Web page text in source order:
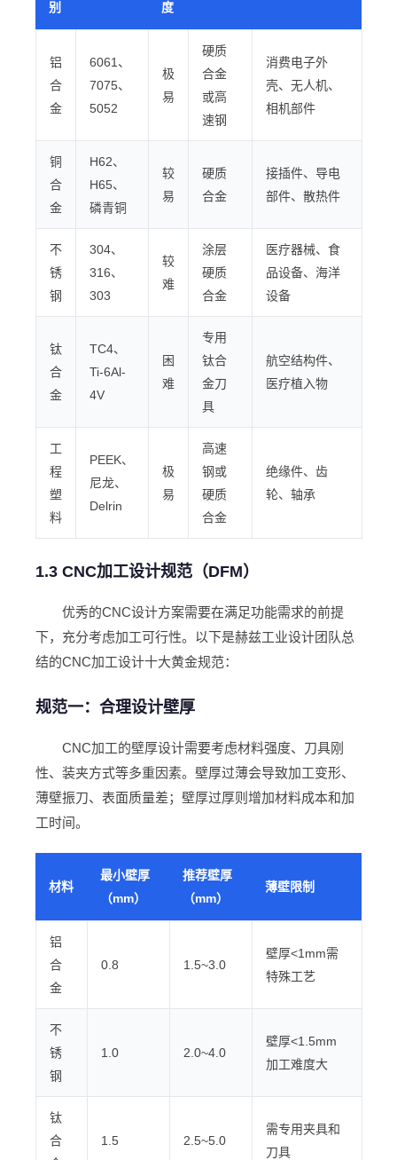
别
度
铝
合
金
6061、
7075、
5052
极
易
硬质
合金
或高
速钢
消费电子外
壳、无人机、
相机部件
铜
合
金
H62、
H65、
磷青铜
较
易
硬质
合金
接插件、导电
部件、散热件
不
锈
钢
304、
316、
303
较
难
涂层
硬质
合金
医疗器械、食
品设备、海洋
设备
钛
合
金
TC4、
Ti-6Al-
4V
困
难
专用
钛合
金刀
具
航空结构件、
医疗植入物
工
程
塑
料
PEEK、
尼龙、
Delrin
极
易
高速
钢或
硬质
合金
绝缘件、齿
轮、轴承
1.3 CNC加工设计规范（DFM）
优秀的CNC设计方案需要在满足功能需求的前提
下，充分考虑加工可行性。以下是赫兹工业设计团队总
结的CNC加工设计十大黄金规范：
规范一：合理设计壁厚
CNC加工的壁厚设计需要考虑材料强度、刀具刚
性、装夹方式等多重因素。壁厚过薄会导致加工变形、
薄壁振刀、表面质量差；壁厚过厚则增加材料成本和加
工时间。
材料
最小壁厚
（mm）
推荐壁厚
（mm）
薄壁限制
铝
合
金
0.8 1.5~3.0
壁厚<1mm需
特殊工艺
不
锈
钢
1.0 2.0~4.0
壁厚<1.5mm
加工难度大
钛
合
1.5 2.5~5.0
需专用夹具和
刀具